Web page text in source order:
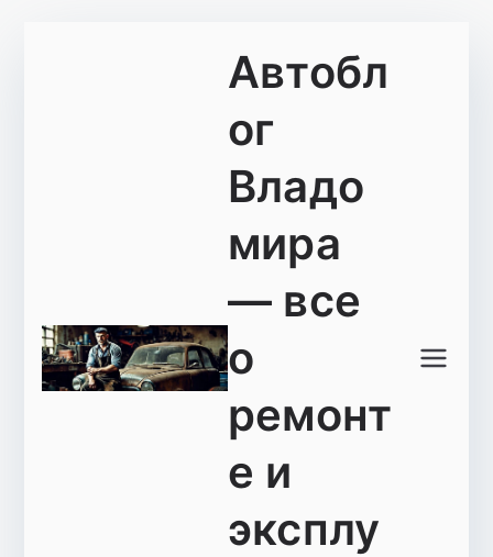
Автобл
ог
Владо
мира
— все
о
ремонт
е и
эксплу